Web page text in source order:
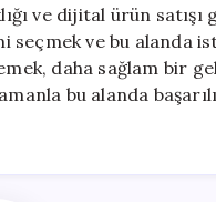
ve dijital ürün satışı
seçmek ve bu alanda
daha sağlam bir
bu alanda